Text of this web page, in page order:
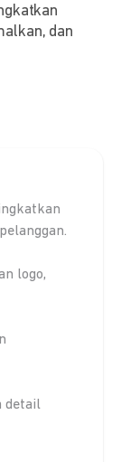
dan
logo,
detail